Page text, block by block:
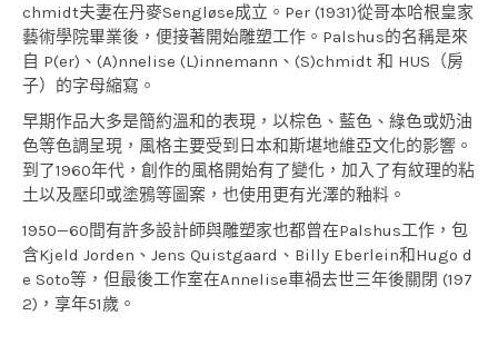
chmidt夫妻在丹麥Sengløse成立。Per (1931)從哥本哈根皇家
藝術學院畢業後，便接著開始雕塑工作。Palshus的名稱是來
自 P(er)、(A)nnelise (L)innemann、(S)chmidt 和 HUS（房
子）的字母縮寫。
早期作品大多是簡約溫和的表現，以棕色、藍色、綠色或奶油
色等色調呈現，風格主要受到日本和斯堪地維亞文化的影響。
到了1960年代，創作的風格開始有了變化，加入了有紋理的粘
土以及壓印或塗鴉等圖案，也使用更有光澤的釉料。
1950—60間有許多設計師與雕塑家也都曾在Palshus工作，包
含Kjeld Jorden、Jens Quistgaard、Billy Eberlein和Hugo d
e Soto等，但最後工作室在Annelise車禍去世三年後關閉 (197
2)，享年51歲。